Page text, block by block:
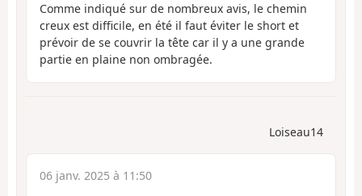
Comme indiqué sur de nombreux avis, le chemin
creux est difficile, en été il faut éviter le short et
prévoir de se couvrir la tête car il y a une grande
partie en plaine non ombragée.
Loiseau14
06 janv. 2025 à 11:50